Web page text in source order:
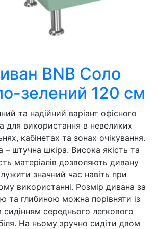
BNB Соло
зелений 120 см
та надійний варіант офісного
для використання в невеликих
кабінетах та зонах очікування.
– штучна шкіра. Висока якість та
матеріалів дозволяють дивану
значний час навіть при
використанні. Розмір дивана за
та глибиною можна порівняти із
сидінням середнього легкового
На ньому зручно сидіти двом